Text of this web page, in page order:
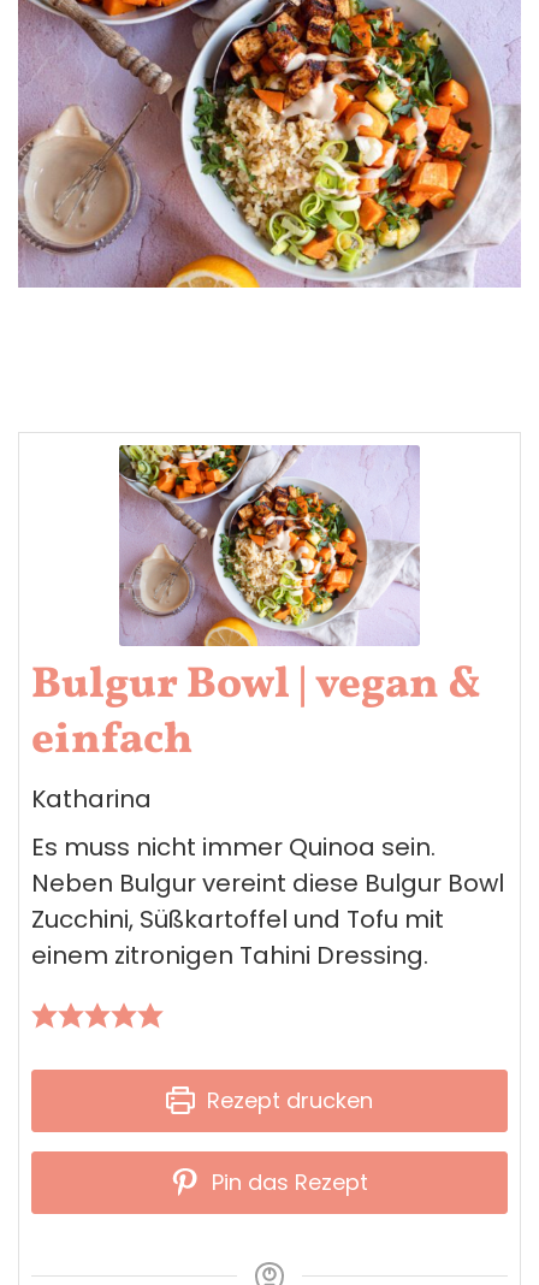
Bulgur Bowl | vegan &
einfach
Katharina
Es muss nicht immer Quinoa sein.
Neben Bulgur vereint diese Bulgur Bowl
Zucchini, Süßkartoffel und Tofu mit
einem zitronigen Tahini Dressing.
Rezept drucken
Pin das Rezept